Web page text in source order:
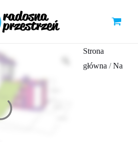
Strona
główna /Na